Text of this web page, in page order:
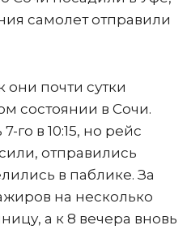
самолет отправили
они почти сутки
состоянии в Сочи.
го в 10:15, но рейс
отправились
в паблике. За
на несколько
а к 8 вечера вновь